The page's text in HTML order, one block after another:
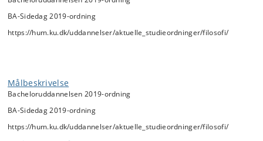
BA-Sidedag 2019-ordning
https:/​/​hum.ku.dk/​uddannelser/​aktuelle_studieordninger/​filosofi/​
Målbeskrivelse
Bacheloruddannelsen 2019-ordning
BA-Sidedag 2019-ordning
https://hum.ku.dk/uddannelser/aktuelle_studieordninger/filosofi/